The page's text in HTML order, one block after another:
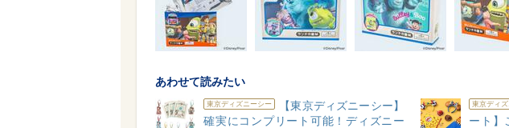
あわせて読みたい
東京ディズニーシー
【東京ディズニーシー】
確実にコンプリート可能！ディズニー
東京ディ
ート】